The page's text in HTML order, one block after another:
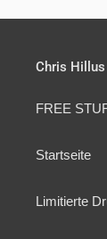
Chris Hillus
FREE
Startseite
Limitierte